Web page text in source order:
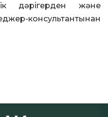
дәрігерден және
консультантынан